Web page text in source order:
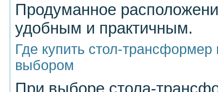
Продуманное
удобным и практичным.
Где купить стол-
выбором
При выборе стола-